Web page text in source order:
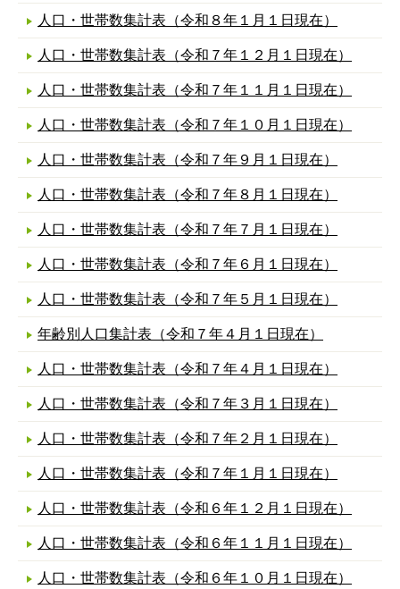
人口・世帯数集計表（令和８年１月１日現在）
人口・世帯数集計表（令和７年１２月１日現在）
人口・世帯数集計表（令和７年１１月１日現在）
人口・世帯数集計表（令和７年１０月１日現在）
人口・世帯数集計表（令和７年９月１日現在）
人口・世帯数集計表（令和７年８月１日現在）
人口・世帯数集計表（令和７年７月１日現在）
人口・世帯数集計表（令和７年６月１日現在）
人口・世帯数集計表（令和７年５月１日現在）
年齢別人口集計表（令和７年４月１日現在）
人口・世帯数集計表（令和７年４月１日現在）
人口・世帯数集計表（令和７年３月１日現在）
人口・世帯数集計表（令和７年２月１日現在）
人口・世帯数集計表（令和７年１月１日現在）
人口・世帯数集計表（令和６年１２月１日現在）
人口・世帯数集計表（令和６年１１月１日現在）
人口・世帯数集計表（令和６年１０月１日現在）